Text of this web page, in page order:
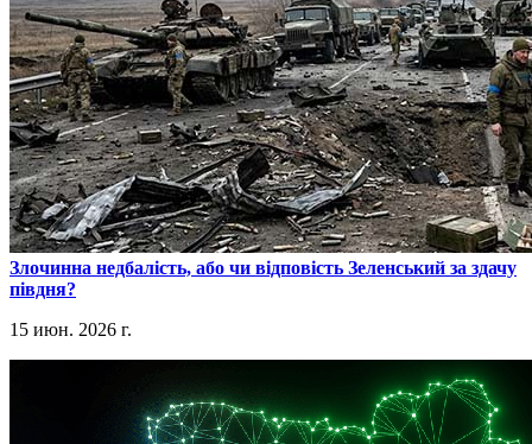
​Злочинна недбалість, або чи відповість Зеленський за здачу
півдня?
15 июн. 2026 г.